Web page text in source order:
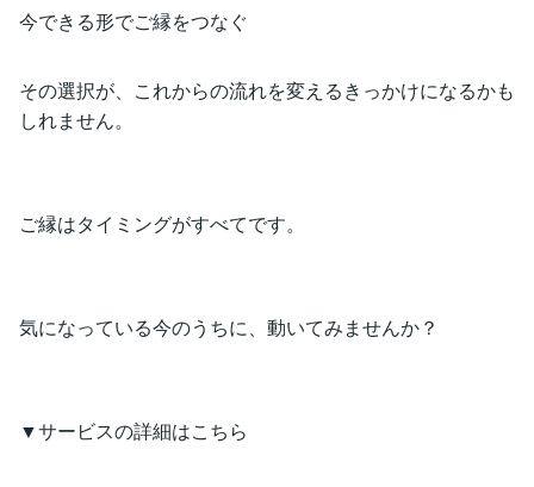
今できる形でご縁をつなぐ
その選択が、これからの流れを変えるきっかけになるかも
しれません。
ご縁はタイミングがすべてです。
気になっている今のうちに、動いてみませんか？
▼サービスの詳細はこちら